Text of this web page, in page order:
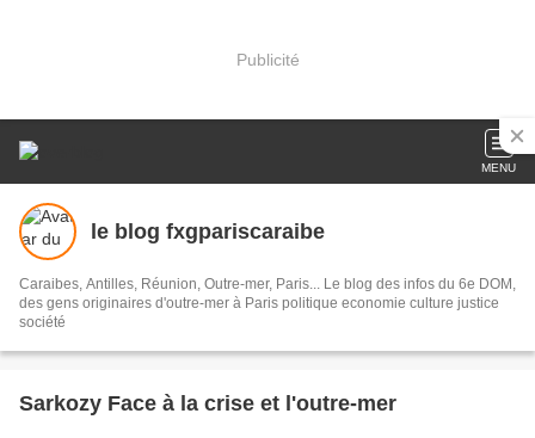
Publicité
MENU
le blog fxgpariscaraibe
Caraibes, Antilles, Réunion, Outre-mer, Paris... Le blog des infos du 6e DOM,
des gens originaires d'outre-mer à Paris politique economie culture justice
société
Sarkozy Face à la crise et l'outre-mer